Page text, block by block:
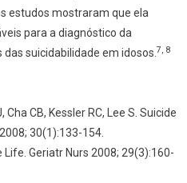
estudos mostraram que ela
para a diagnóstico da
suicidabilidade em idosos. 7, 8
CB, Kessler RC, Lee S. Suicide
30(1):133-154.
Life. Geriatr Nurs 2008; 29(3):160-